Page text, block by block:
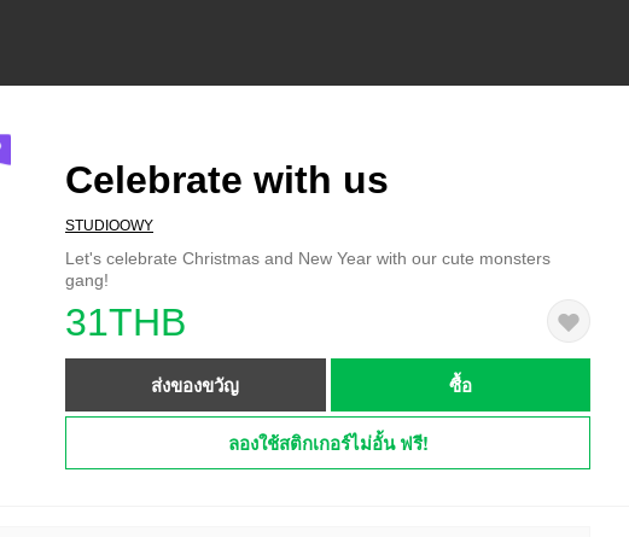
Celebrate with us
STUDIOOWY
Let's celebrate Christmas and New Year with our cute monsters
gang!
31THB
ส่งของขวัญ ซื้อ
ลองใช้สติกเกอร์ไม่อั้น ฟรี!